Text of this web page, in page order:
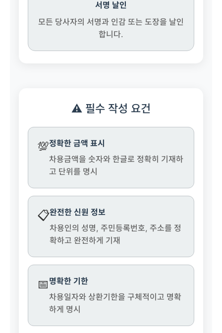
서명 날인
모든 당사자의 서명과 인감 또는 도장을 날인
합니다.
⚠️ 필수 작성 요건
💯정확한 금액 표시
차용금액을 숫자와 한글로 정확히 기재하
고 단위를 명시
📋완전한 신원 정보
차용인의 성명, 주민등록번호, 주소를 정
확하고 완전하게 기재
📅 명확한 기한
차용일자와 상환기한을 구체적이고 명확
하게 명시